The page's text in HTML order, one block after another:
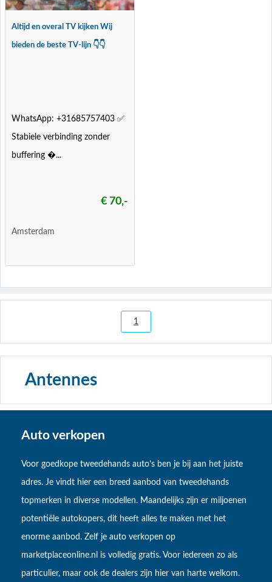
Altijd en overal TV kijken Wij
bieden de beste TV-lijn 👇👇
WhatsApp: +31685757403 ✅
Stabiele verbinding zonder
buffering �...
€ 70,-
Amsterdam
1
Antennes
Auto verkopen
Voor goedkope tweedehands auto’s ben je bij aan het juiste
adres. Je vindt hier een breed aanbod van tweedehands
topmerken in diverse modellen. Maandelijks zijn er miljoenen
potentiële autokopers, dit heeft alles te maken met het
enorme aanbod. Zelf je auto verkopen op
marketplaceonline.nl is volledig gratis. Voor iedereen zo als
particulier, maar ook de dealers zijn hier van harte welkom.